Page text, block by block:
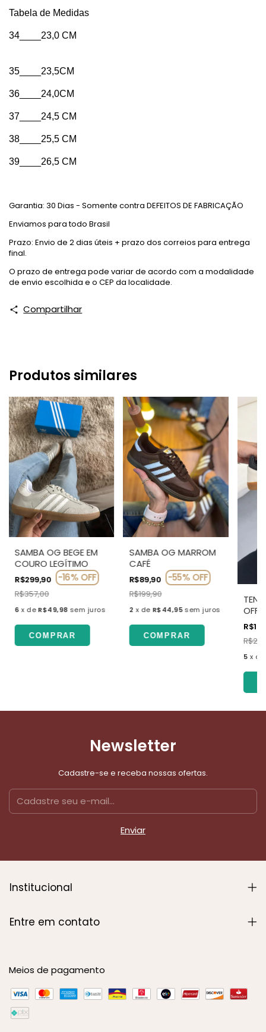
Tabela de Medidas
34____23,0 CM
35____23,5CM
36____24,0CM
37____24,5 CM
38____25,5 CM
39____26,5 CM
Garantia: 30 Dias - Somente contra DEFEITOS DE FABRICAÇÃO
Enviamos para todo Brasil
Prazo: Envio de 2 dias úteis + prazo dos correios para entrega
final.
O prazo de entrega pode variar de acordo com a modalidade
de envio escolhida e o CEP da localidade.
Compartilhar
Produtos similares
SAMBA OG BEGE EM
COURO LEGÍTIMO
R$299,90 -16%OFF
R$357,00
6 x deR$49,98 sem juros
COMPRAR
SAMBA OG MARROM
CAFÉ
R$89,90 -55%OFF
R$199,90
2 x de R$44,95 sem juros
COMPRAR
OFF
5 x de
Newsletter
Cadastre-se e receba nossas ofertas.
Institucional
Entre em contato
Meios de pagamento